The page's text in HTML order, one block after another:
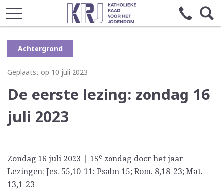
Achtergrond
Geplaatst op 10 juli 2023
De eerste lezing: zondag 16
juli 2023
Zondag 16 juli 2023 | 15e zondag door het jaar
Lezingen: Jes. 55,10-11; Psalm 15; Rom. 8,18-23; Mat.
13,1-23